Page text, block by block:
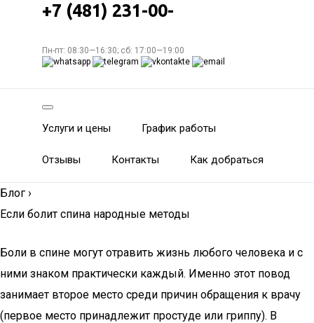
+7 (481) 231-00-
Пн-пт: 08:30—16:30; сб: 17:00—19:00
Услуги и цены График работы
Отзывы Контакты Как добраться
Блог ›
Если болит спина народные методы
Боли в спине могут отравить жизнь любого человека и с
ними знаком практически каждый. Именно этот повод
занимает второе место среди причин обращения к врачу
(первое место принадлежит простуде или гриппу). В